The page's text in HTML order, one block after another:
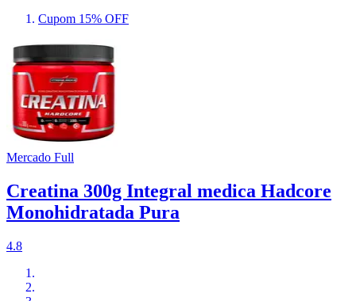
Cupom 15% OFF
Mercado Full
Creatina 300g Integral medica Hadcore
Monohidratada Pura
4.8